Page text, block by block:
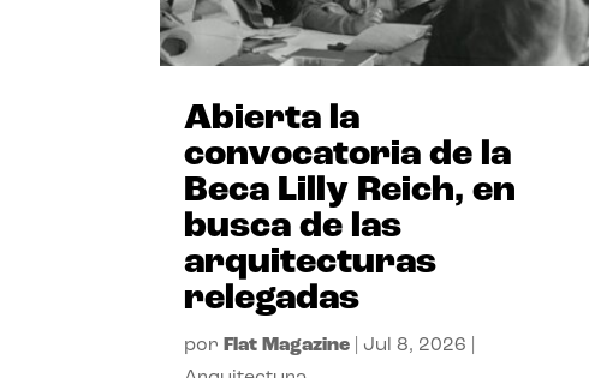
Abierta la
convocatoria de la
Beca Lilly Reich, en
busca de las
arquitecturas
relegadas
por Flat Magazine Jul 8, 2026